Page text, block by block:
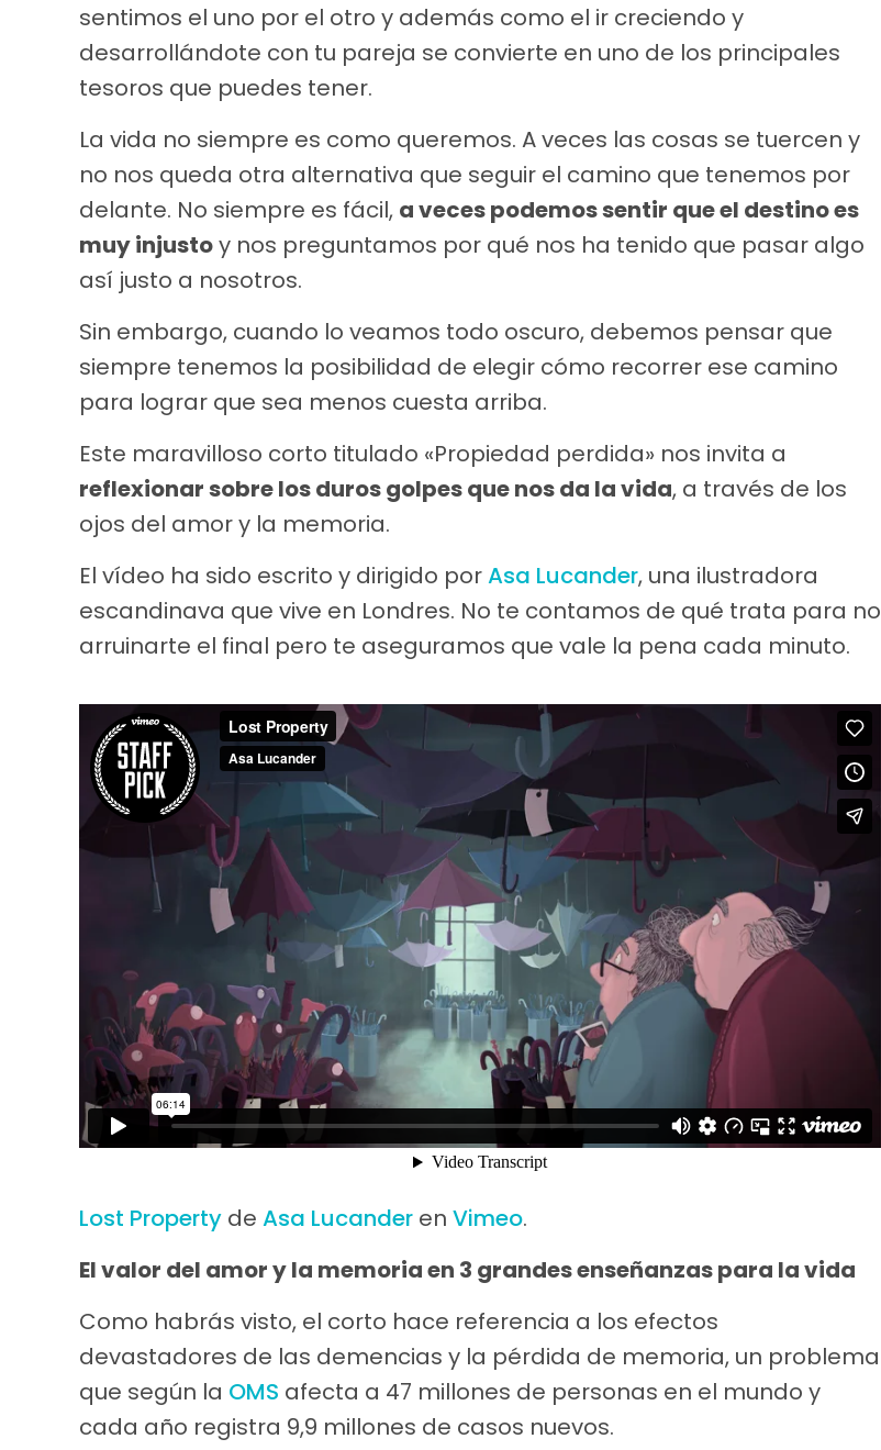
sentimos el uno por el otro y además como el ir creciendo y
desarrollándote con tu pareja se convierte en uno de los principales
tesoros que puedes tener.
La vida no siempre es como queremos. A veces las cosas se tuercen y
no nos queda otra alternativa que seguir el camino que tenemos por
delante. No siempre es fácil, a veces podemos sentir que el destino es
muy injustoy nos preguntamos por qué nos ha tenido que pasar algo
así justo a nosotros.
Sin embargo, cuando lo veamos todo oscuro, debemos pensar que
siempre tenemos la posibilidad de elegir cómo recorrer ese camino
para lograr que sea menos cuesta arriba.
Este maravilloso corto titulado «Propiedad perdida» nos invita a
reflexionar sobre los duros golpes que nos da la vida, a través de los
ojos del amor y la memoria.
El vídeo ha sido escrito y dirigido porAsa Lucander, una ilustradora
escandinava que vive en Londres. No te contamos de qué trata para no
arruinarte el final pero te aseguramos que vale la pena cada minuto.
Lost Property de Asa Lucander en Vimeo.
El valor del amor y la memoria en 3 grandes enseñanzas para la vida
Como habrás visto, el corto hace referencia a los efectos
devastadores de las demencias y la pérdida de memoria, un problema
que según la OMS afecta a 47 millones de personas en el mundo y
cada año registra 9,9 millones de casos nuevos.